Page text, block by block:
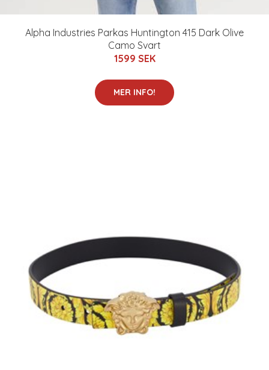
Alpha Industries Parkas Huntington 415 Dark Olive
Camo Svart
1599 SEK
MER INFO!